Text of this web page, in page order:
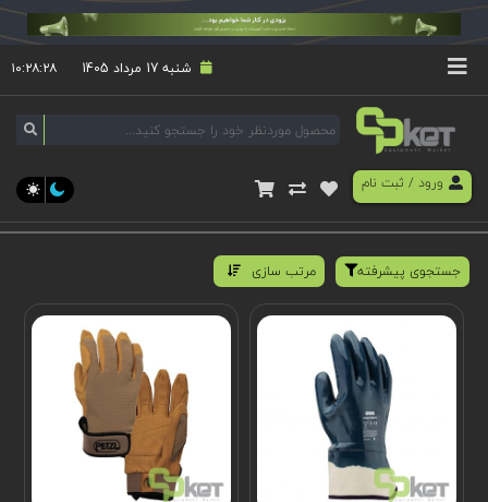
شنبه 17 مرداد 1405 ۱۰:۲۸:۲۸
ورود/ ثبت نام
جستجوی پیشرفته مرتب سازی